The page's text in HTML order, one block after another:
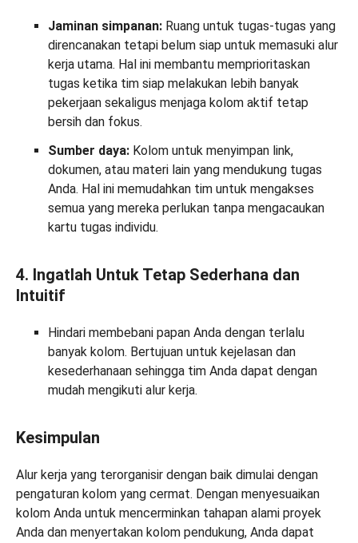
Jaminan simpanan: Ruang untuk tugas-tugas yang
direncanakan tetapi belum siap untuk memasuki alur
kerja utama. Hal ini membantu memprioritaskan
tugas ketika tim siap melakukan lebih banyak
pekerjaan sekaligus menjaga kolom aktif tetap
bersih dan fokus.
Sumber daya: Kolom untuk menyimpan link,
dokumen, atau materi lain yang mendukung tugas
Anda. Hal ini memudahkan tim untuk mengakses
semua yang mereka perlukan tanpa mengacaukan
kartu tugas individu.
4. Ingatlah Untuk Tetap Sederhana dan
Intuitif
Hindari membebani papan Anda dengan terlalu
banyak kolom. Bertujuan untuk kejelasan dan
kesederhanaan sehingga tim Anda dapat dengan
mudah mengikuti alur kerja.
Kesimpulan
Alur kerja yang terorganisir dengan baik dimulai dengan
pengaturan kolom yang cermat. Dengan menyesuaikan
kolom Anda untuk mencerminkan tahapan alami proyek
Anda dan menyertakan kolom pendukung, Anda dapat